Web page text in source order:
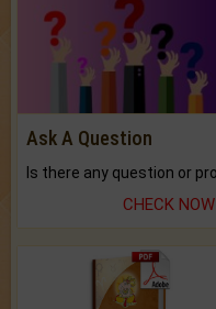
Ask A Question
CHECK NOW